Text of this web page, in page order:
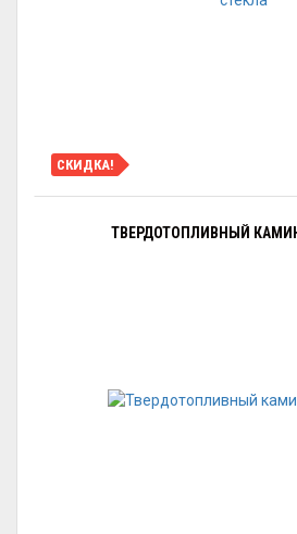
СКИДКА!
ТВЕРДОТОПЛИВНЫЙ КАМИН